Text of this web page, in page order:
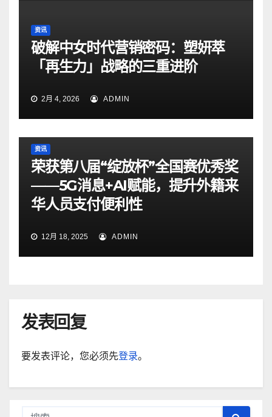
资讯
破解中女时代营销密码：塑妍萃
「再生力」战略的三重进阶
2月 4, 2026 ADMIN
资讯
荣获第八届“绽放杯”全国赛优秀奖
——5G消息+AI赋能，提升外籍来
华人员支付便利性
12月 18, 2025 ADMIN
发表回复
要发表评论，您必须先登录。